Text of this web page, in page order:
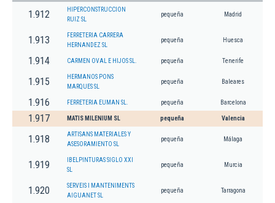
1.912
HIPERCONSTRUCCION
RUIZ SL
pequeña Madrid
1.913
FERRETERIA CARRERA
HERNANDEZ SL
pequeña Huesca
1.914 CARMEN OVAL E HIJOS SL. pequeña Tenerife
1.915
HERMANOS PONS
MARQUES SL
pequeña Baleares
1.916 FERRETERIA EUMAN SL. pequeña Barcelona
1.917 MATIS MILENIUM SL pequeña Valencia
1.918
ARTISANS MATERIALES Y
ASESORAMIENTO SL
pequeña Málaga
1.919
IBELPINTURAS SIGLO XXI
SL
pequeña Murcia
1.920
SERVEIS I MANTENIMENTS
AIGUANET SL
pequeña Tarragona